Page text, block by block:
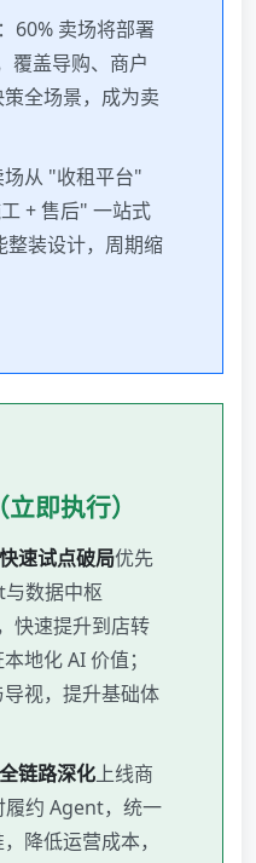
60% 卖场将部署
覆盖导购、商户
全场景，成为卖
场从 "收租平台"
+ 售后" 一站式
整装设计，周期缩
即执行）
速试点破局优先
数据中枢
快速提升到店转
地化 AI 价值；
视，提升基础体
链路深化上线商
约 Agent，统一
降低运营成本，